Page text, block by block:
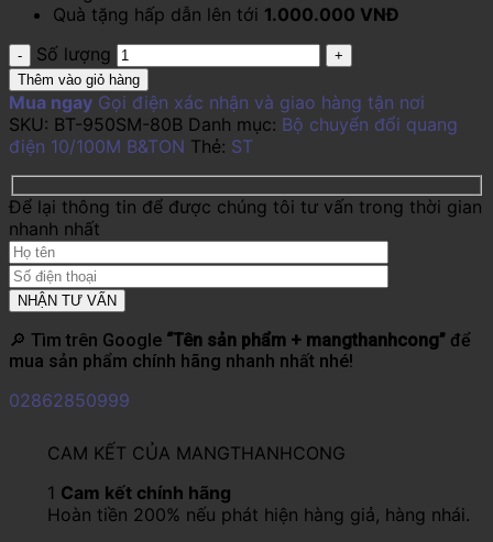
Quà tặng hấp dẫn lên tới 1.000.000 VNĐ
Số lượng
Thêm vào giỏ hàng
Mua ngay Gọi điện xác nhận và giao hàng tận nơi
SKU: BT-950SM-80B Danh mục: Bộ chuyển đổi quang
điện 10/100M B&TON Thẻ: ST
Để lại thông tin để được chúng tôi tư vấn trong thời gian
nhanh nhất
🔎 Tìm trên Google “Tên sản phẩm + mangthanhcong” để
mua sản phẩm chính hãng nhanh nhất nhé!
02862850999
CAM KẾT CỦA MANGTHANHCONG
1 Cam kết chính hãng
Hoàn tiền 200% nếu phát hiện hàng giả, hàng nhái.